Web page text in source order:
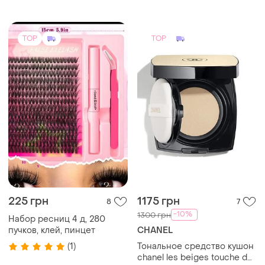
TOP
225 грн 8
Набор ресниц 4 д, 280
пучков, клей, пинцет
(1)
TOP
1175 грн 7
1300 грн -10%
CHANEL
Тональное средство кушон
chanel les beiges touche de